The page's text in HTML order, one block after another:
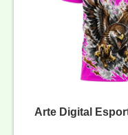
Arte Digital